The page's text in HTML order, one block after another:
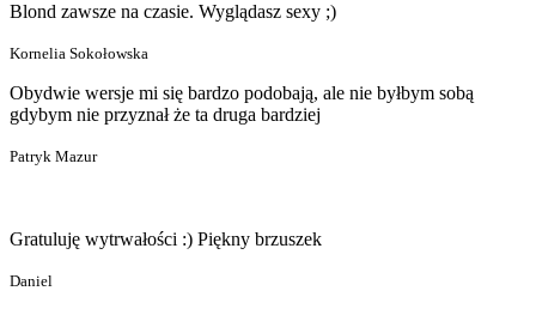
Blond zawsze na czasie. Wyglądasz sexy ;)
Kornelia Sokołowska
Obydwie wersje mi się bardzo podobają, ale nie byłbym sobą
gdybym nie przyznał że ta druga bardziej
Patryk Mazur
Gratuluję wytrwałości :) Piękny brzuszek
Daniel